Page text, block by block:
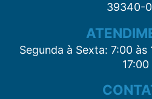
39340-
Segunda à Sexta: 7:00 às
17:00